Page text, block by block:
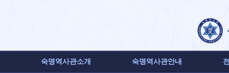
숙명역사관소개 숙명역사관안내